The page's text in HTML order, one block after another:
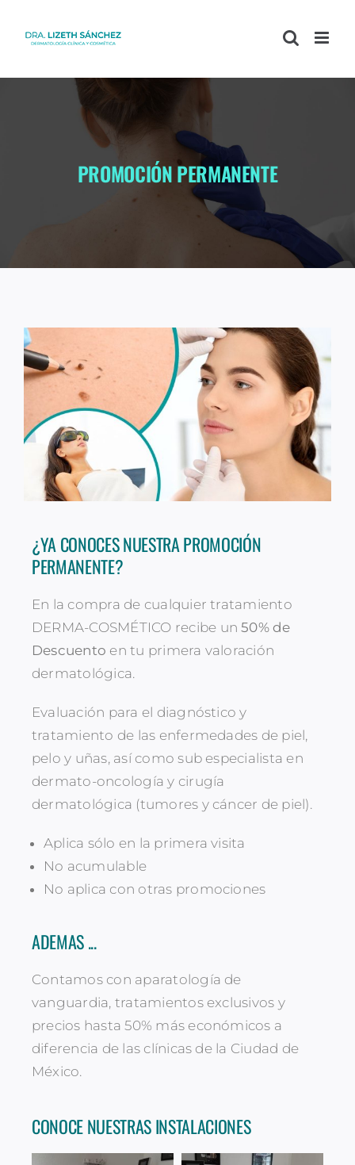
PROMOCIÓN PERMANENTE
¿YA CONOCES NUESTRA PROMOCIÓN
PERMANENTE?
En la compra de cualquier tratamiento
DERMA-COSMÉTICO recibe un50% de
Descuento en tu primera valoración
dermatológica.
Evaluación para el diagnóstico y
tratamiento de las enfermedades de piel,
pelo y uñas, así como sub especialista en
dermato-oncología y cirugía
dermatológica (tumores y cáncer de piel).
Aplica sólo en la primera visita
No acumulable
No aplica con otras promociones
ADEMAS ...
Contamos con aparatología de
vanguardia, tratamientos exclusivos y
precios hasta 50% más económicos a
diferencia de las clínicas de la Ciudad de
México.
CONOCE NUESTRAS INSTALACIONES